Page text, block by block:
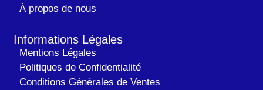
À propos de nous
Informations Légales
Mentions Légales
Politiques de Confidentialité
Conditions Générales de Ventes